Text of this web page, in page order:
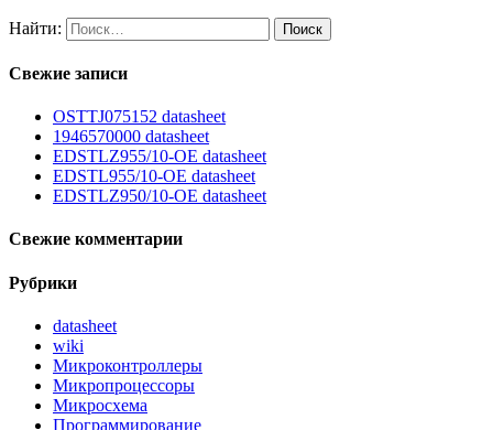
Найти:
Свежие записи
OSTTJ075152 datasheet
1946570000 datasheet
EDSTLZ955/10-OE datasheet
EDSTL955/10-OE datasheet
EDSTLZ950/10-OE datasheet
Свежие комментарии
Рубрики
datasheet
wiki
Микроконтроллеры
Микропроцессоры
Микросхема
Программирование